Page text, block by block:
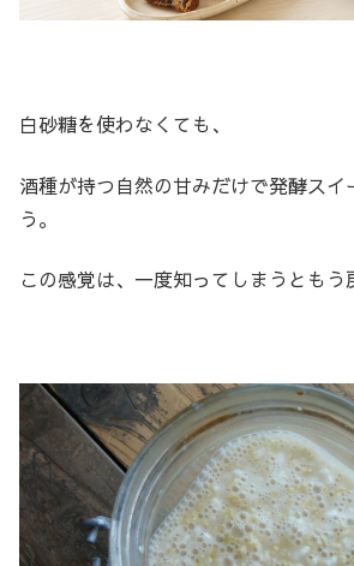
白砂糖を使わなくても、
酒種が持つ自然の甘みだけで発酵スイ
う。
この感覚は、一度知ってしまうともう